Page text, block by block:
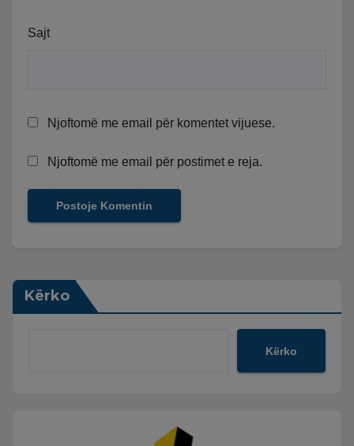
Sajt
Njoftomë me email për komentet vijuese.
Njoftomë me email për postimet e reja.
Kërko
Kërko